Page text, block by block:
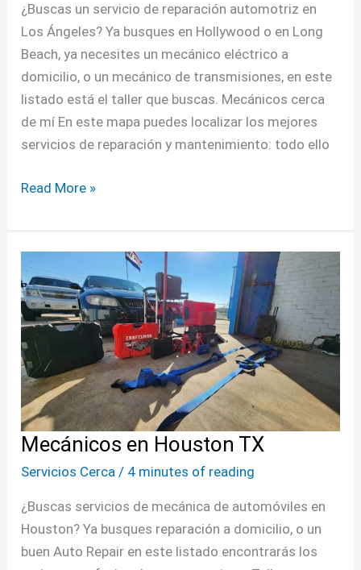
¿Buscas un servicio de reparación automotriz en
Los Ángeles? Ya busques en Hollywood o en Long
Beach, ya necesites un mecánico eléctrico a
domicilio, o un mecánico de transmisiones, en este
listado está el taller que buscas. Mecánicos cerca
de mí En este mapa puedes localizar los mejores
servicios de reparación y mantenimiento: todo ello
Read More »
Mecánicos en Houston TX
Servicios Cerca / 4 minutes of reading
¿Buscas servicios de mecánica de automóviles en
Houston? Ya busques reparación a domicilio, o un
buen Auto Repair en este listado encontrarás los
Houston
TX